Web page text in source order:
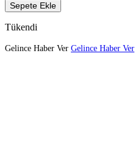
Sepete Ekle
Tükendi
Gelince Haber Ver Gelince Haber Ver